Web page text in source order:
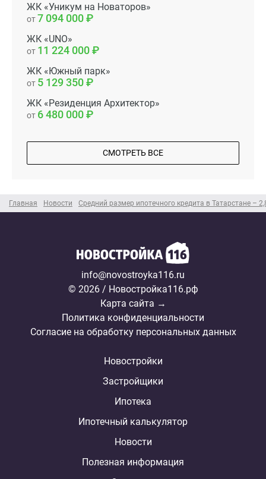
Главная Новости Средний размер ипотечного кредита в Татарстане –
ЖК «Уникум на Новаторов»
от7 094 000
ЖК «UNO»
от 11 224 000
ЖК «Южный парк»
от 5 129 350
ЖК «Резиденция Архитектор»
от 6 480 000
СМОТРЕТЬ ВСЕ
info@novostroyka116.ru
© 2026 / Новостройка116.рф
Карта сайта →
Политика конфиденциальности
Согласие на обработку персональных данных
Новостройки
Застройщики
Ипотека
Ипотечный калькулятор
Новости
Полезная информация